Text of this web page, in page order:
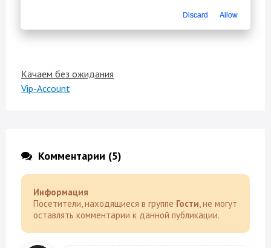
Качаем без ожидания
Vip-Account
Комментарии (5)
Информация
Посетители, находящиеся в группе Гости, не могут
оставлять комментарии к данной публикации.
Discard Allow